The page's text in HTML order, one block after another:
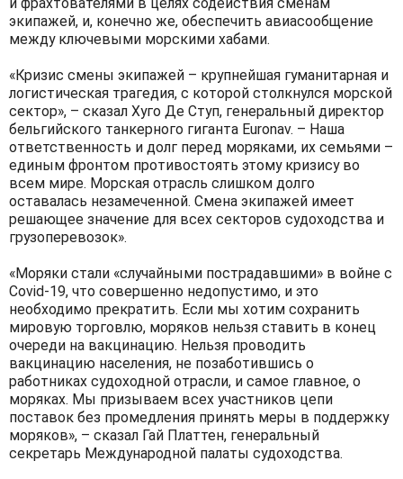
экипажей, и, конечно же, обеспечить авиасообщение
между ключевыми морскими хабами.
«Кризис смены экипажей – крупнейшая гуманитарная и
логистическая трагедия, с которой столкнулся морской
сектор», – сказал Хуго Де Ступ, генеральный директор
бельгийского танкерного гиганта Euronav. – Наша
ответственность и долг перед моряками, их семьями –
единым фронтом противостоять этому кризису во
всем мире. Морская отрасль слишком долго
оставалась незамеченной. Смена экипажей имеет
решающее значение для всех секторов судоходства и
грузоперевозок».
«Моряки стали «случайными пострадавшими» в войне с
Covid-19, что совершенно недопустимо, и это
необходимо прекратить. Если мы хотим сохранить
мировую торговлю, моряков нельзя ставить в конец
очереди на вакцинацию. Нельзя проводить
вакцинацию населения, не позаботившись о
работниках судоходной отрасли, и самое главное, о
моряках. Мы призываем всех участников цепи
поставок без промедления принять меры в поддержку
моряков», – сказал Гай Платтен, генеральный
секретарь Международной палаты судоходства.